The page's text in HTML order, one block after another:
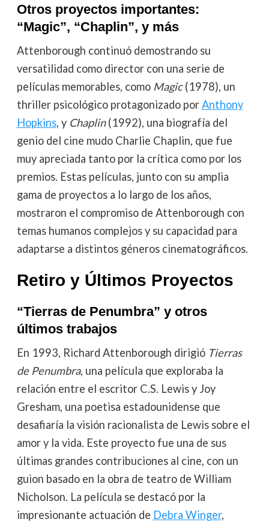
Otros proyectos importantes:
“Magic”, “Chaplin”, y más
Attenborough continuó demostrando su
versatilidad como director con una serie de
películas memorables, como Magic(1978), un
thriller psicológico protagonizado porAnthony
Hopkins, y Chaplin(1992), una biografía del
genio del cine mudo Charlie Chaplin, que fue
muy apreciada tanto por la crítica como por los
premios. Estas películas, junto con su amplia
gama de proyectos a lo largo de los años,
mostraron el compromiso de Attenborough con
temas humanos complejos y su capacidad para
adaptarse a distintos géneros cinematográficos.
Retiro y Últimos Proyectos
“Tierras de Penumbra” y otros
últimos trabajos
En 1993, Richard Attenborough dirigió Tierras
de Penumbra, una película que exploraba la
relación entre el escritor C.S. Lewis y Joy
Gresham, una poetisa estadounidense que
desafiaría la visión racionalista de Lewis sobre el
amor y la vida. Este proyecto fue una de sus
últimas grandes contribuciones al cine, con un
guion basado en la obra de teatro de William
Nicholson. La película se destacó por la
impresionante actuación de Debra Winger,